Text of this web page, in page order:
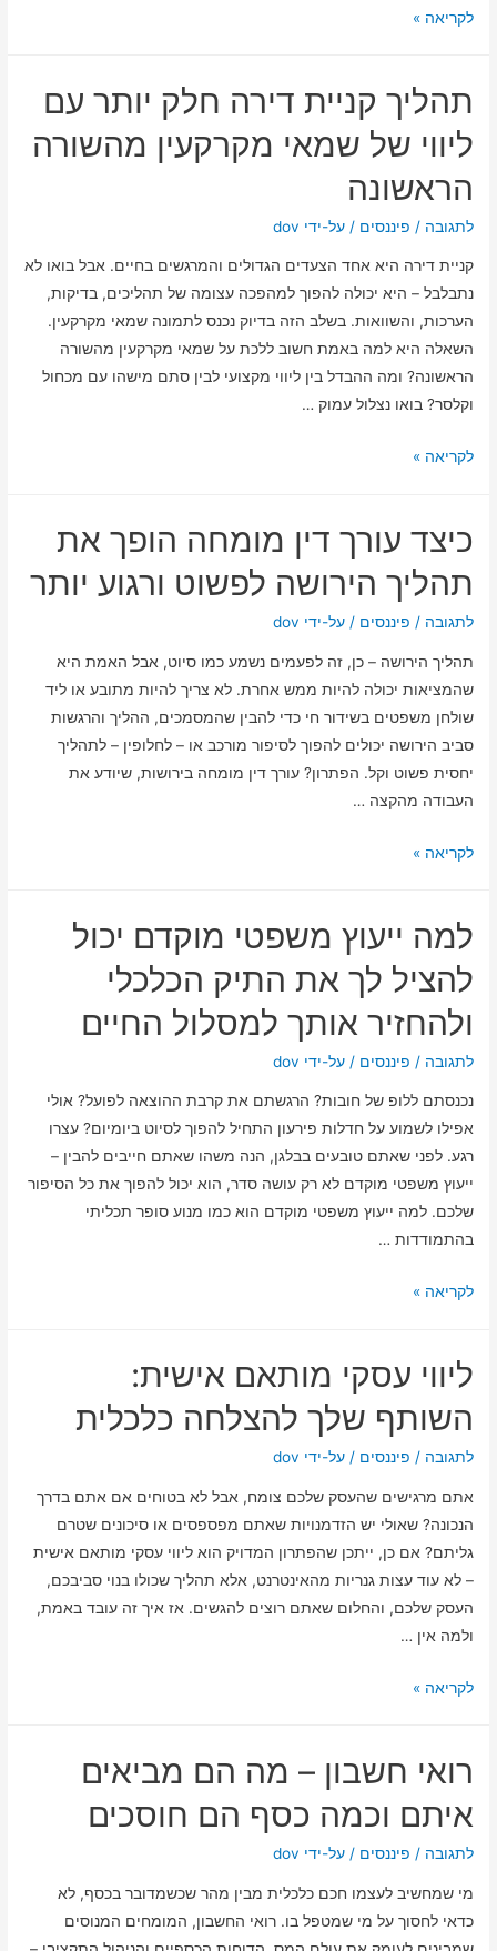
המדריך
בית
לפני
כניסה
לדירה
מקבלן
–
כל
מה
שצריך
לדעת
כדי
בשקט
לקריאה »
תהליך קניית דירה חלק יותר עם
ליווי של שמאי מקרקעין מהשורה
הראשונה
לתגובה / פיננסים / על-ידי dov
קניית דירה היא אחד הצעדים הגדולים והמרגשים בחיים. אבל בואו לא
נתבלבל – היא יכולה להפוך למהפכה עצומה של תהליכים, בדיקות,
הערכות, והשוואות. בשלב הזה בדיוק נכנס לתמונה שמאי מקרקעין.
השאלה היא למה באמת חשוב ללכת על שמאי מקרקעין מהשורה
הראשונה? ומה ההבדל בין ליווי מקצועי לבין סתם מישהו עם מכחול
וקלסר? בואו נצלול עמוק …
תהליך
חלק
עם
ליווי
לקריאה »
כיצד עורך דין מומחה הופך את
תהליך הירושה לפשוט ורגוע יותר
לתגובה / פיננסים / על-ידי dov
תהליך הירושה – כן, זה לפעמים נשמע כמו סיוט, אבל האמת היא
שהמציאות יכולה להיות ממש אחרת. לא צריך להיות מתובע או ליד
שולחן משפטים בשידור חי כדי להבין שהמסמכים, ההליך והרגשות
סביב הירושה יכולים להפוך לסיפור מורכב או – לחלופין – לתהליך
יחסית פשוט וקל. הפתרון? עורך דין מומחה בירושות, שיודע את
העבודה מהקצה …
כיצד
מומחה
הופך
את
תהליך
ורגוע
יותר
לקריאה »
למה ייעוץ משפטי מוקדם יכול
להציל לך את התיק הכלכלי
ולהחזיר אותך למסלול החיים
לתגובה / פיננסים / על-ידי dov
נכנסתם ללופ של חובות? הרגשתם את קרבת ההוצאה לפועל? אולי
אפילו לשמוע על חדלות פירעון התחיל להפוך לסיוט ביומיום? עצרו
רגע. לפני שאתם טובעים בבלגן, הנה משהו שאתם חייבים להבין –
ייעוץ משפטי מוקדם לא רק עושה סדר, הוא יכול להפוך את כל הסיפור
שלכם. למה ייעוץ משפטי מוקדם הוא כמו מנוע סופר תכליתי
בהתמודדות …
למה
מוקדם
להציל
לך
לקריאה »
ליווי עסקי מותאם אישית:
השותף שלך להצלחה כלכלית
לתגובה / פיננסים / על-ידי dov
אתם מרגישים שהעסק שלכם צומח, אבל לא בטוחים אם אתם בדרך
הנכונה? שאולי יש הזדמנויות שאתם מפספסים או סיכונים שטרם
גליתם? אם כן, ייתכן שהפתרון המדויק הוא ליווי עסקי מותאם אישית
– לא עוד עצות גנריות מהאינטרנט, אלא תהליך שכולו בנוי סביבכם,
העסק שלכם, והחלום שאתם רוצים להגשים. אז איך זה עובד באמת,
ולמה אין …
ליווי
אישית:
שלך
להצלחה
לקריאה »
רואי חשבון – מה הם מביאים
איתם וכמה כסף הם חוסכים
לתגובה / פיננסים / על-ידי dov
מי שמחשיב לעצמו חכם כלכלית מבין מהר שכשמדובר בכסף, לא
כדאי לחסוך על מי שמטפל בו. רואי החשבון, המומחים המנוסים